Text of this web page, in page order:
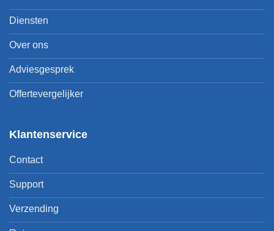
Diensten
Over ons
Adviesgesprek
Offertevergelijker
Klantenservice
Contact
Support
Verzending